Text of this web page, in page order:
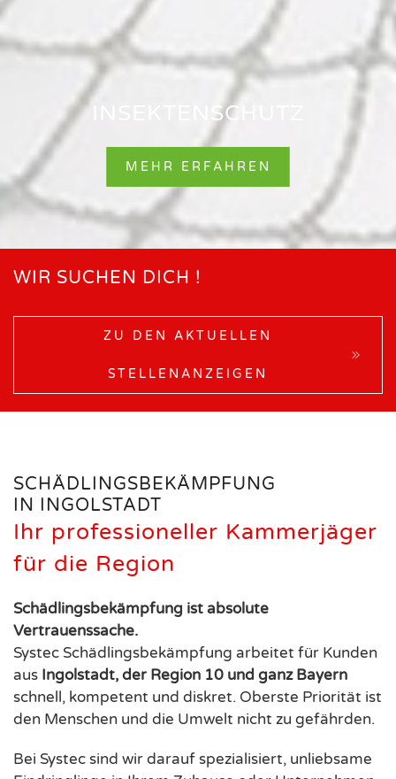
INSEKTENSCHUTZ
MEHR ERFAHREN
WIR SUCHEN DICH !
ZU DEN AKTUELLEN
STELLENANZEIGEN
SCHÄDLINGSBEKÄMPFUNG
IN INGOLSTADT
Ihr professioneller Kammerjäger
für die Region
Schädlingsbekämpfung ist absolute
Vertrauenssache.
Systec Schädlingsbekämpfung arbeitet für Kunden
aus Ingolstadt, der Region 10 und ganz Bayern
schnell, kompetent und diskret. Oberste Priorität ist
den Menschen und die Umwelt nicht zu gefährden.
Bei Systec sind wir darauf spezialisiert, unliebsame